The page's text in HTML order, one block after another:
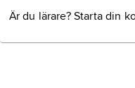
Är du lärare? Starta din